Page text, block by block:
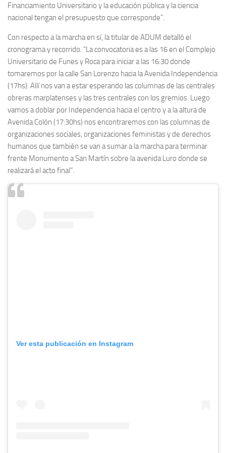
Financiamiento Universitario y la educación pública y la ciencia
nacional tengan el presupuesto que corresponde”.
Con respecto a la marcha en sí, la titular de ADUM detalló el
cronograma y recorrido. “La convocatoria es a las 16 en el Complejo
Universitario de Funes y Roca para iniciar a las 16:30 donde
tomaremos por la calle San Lorenzo hacia la Avenida Independencia
(17hs). Allí nos van a estar esperando las columnas de las centrales
obreras marplatenses y las tres centrales con los gremios. Luego
vamos a doblar por Independencia hacia el centro y a la altura de
Avenida Colón (17:30hs) nos encontraremos con las columnas de
organizaciones sociales, organizaciones feministas y de derechos
humanos que también se van a sumar a la marcha para terminar
frente Monumento a San Martín sobre la avenida Luro donde se
realizará el acto final”.
Ver esta publicación en Instagram